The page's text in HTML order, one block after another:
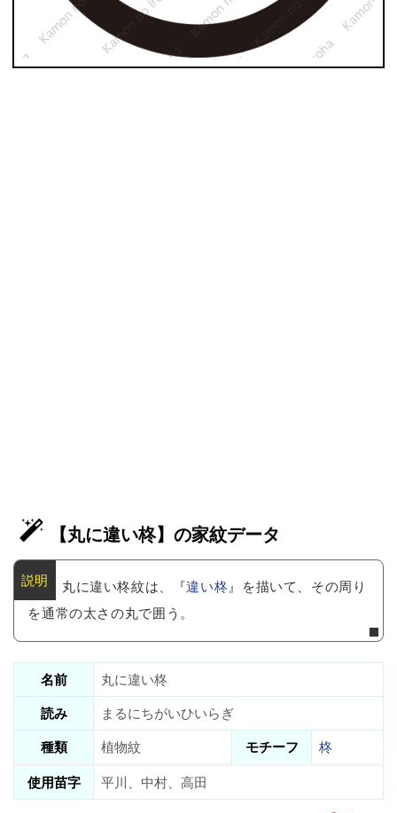
【丸に違い柊】の家紋データ
丸に違い柊紋は、『違い柊』を描いて、その周り
を通常の太さの丸で囲う。
名前
丸に違い柊
読み
まるにちがいひいらぎ
種類
植物紋 モチーフ
柊
使用苗字
平川、中村、高田